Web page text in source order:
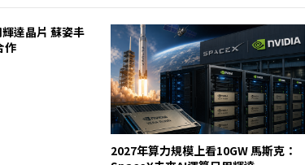
達晶片 蘇姿丰
作
2027年算力規模上看10GW 馬斯克：